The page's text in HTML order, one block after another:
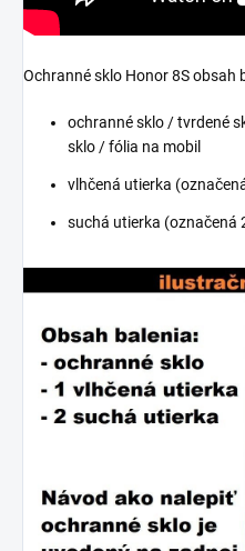
Ochranné sklo Honor 8S obsah
ochranné sklo / tvrdené
sklo / fólia na mobil
vlhčená utierka
suchá utierka (označená